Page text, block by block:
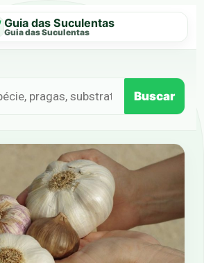
Guia das Suculentas
Guia das Suculentas
Buscar